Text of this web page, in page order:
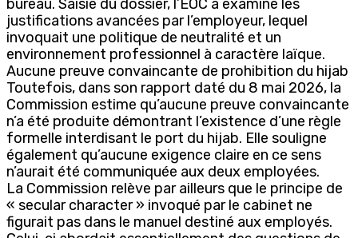
bureau. Saisie du dossier, l’EOC a examiné les
justifications avancées par l’employeur, lequel
invoquait une politique de neutralité et un
environnement professionnel à caractère laïque.
Aucune preuve convaincante de prohibition du hijab
Toutefois, dans son rapport daté du 8 mai 2026, la
Commission estime qu’aucune preuve convaincante
n’a été produite démontrant l’existence d’une règle
formelle interdisant le port du hijab. Elle souligne
également qu’aucune exigence claire en ce sens
n’aurait été communiquée aux deux employées.
La Commission relève par ailleurs que le principe de
« secular character » invoqué par le cabinet ne
figurait pas dans le manuel destiné aux employés.